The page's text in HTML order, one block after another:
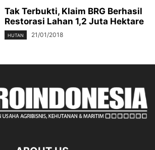
Tak Terbukti, Klaim BRG Berhasil
Restorasi Lahan 1,2 Juta Hektare
HUTAN 21/01/2018